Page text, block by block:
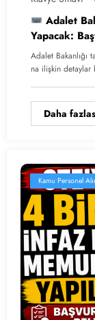
Adalet
Yapacak:
Adalet Bakanlığı
na ilişkin detaylar
Daha
Kamu Personel